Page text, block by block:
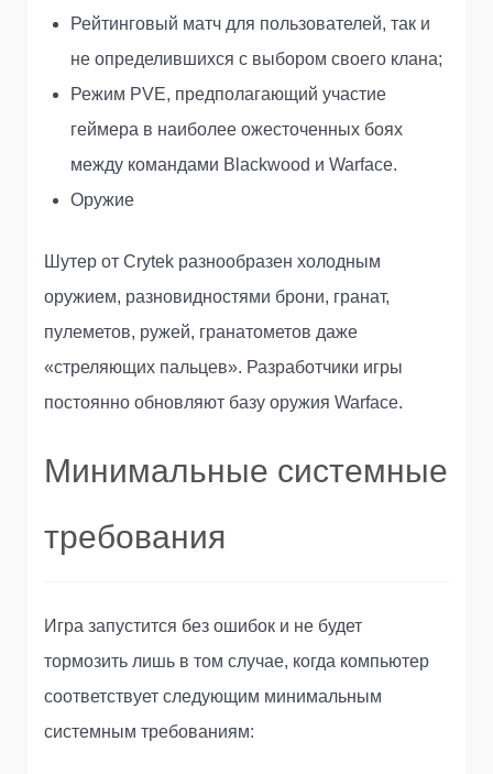
Рейтинговый матч для пользователей, так и
не определившихся с выбором своего клана;
Режим PVE, предполагающий участие
геймера в наиболее ожесточенных боях
между командами Blackwood и Warface.
Оружие
Шутер от Crytek разнообразен холодным
оружием, разновидностями брони, гранат,
пулеметов, ружей, гранатометов даже
«стреляющих пальцев». Разработчики игры
постоянно обновляют базу оружия Warface.
Минимальные системные
требования
Игра запустится без ошибок и не будет
тормозить лишь в том случае, когда компьютер
соответствует следующим минимальным
системным требованиям: